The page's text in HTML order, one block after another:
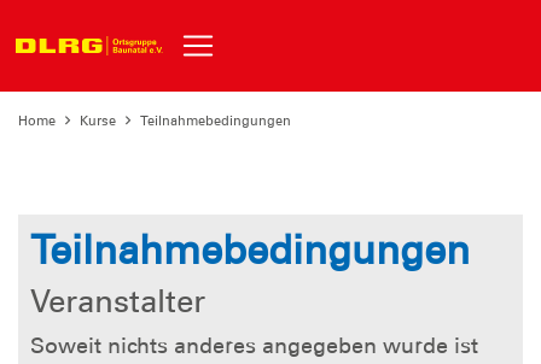
Home Kurse Teilnahmebedingungen
Teilnahmebedingungen
Veranstalter
Soweit nichts anderes angegeben wurde ist